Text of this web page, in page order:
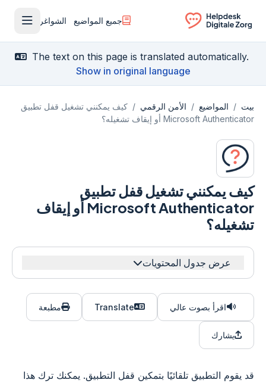
Ga naar de homepagina
جميع المواضيع الشواغر
فتح
The text on this page is translated automatically.
Show in original language
بيت / المواضيع / الأمن الرقمي / كيف يمكنني تشغيل قفل تطبيق
Microsoft Authenticator أو إيقاف تشغيله؟
كيف يمكنني تشغيل قفل تطبيق
Microsoft Authenticator أو إيقاف
تشغيله؟
عرض جدول المحتويات
اقرأ بصوت عالي Translate مطبعة
يشارك
قد يقوم التطبيق تلقائيًا بتمكين قفل التطبيق. يمكنك ترك هذا